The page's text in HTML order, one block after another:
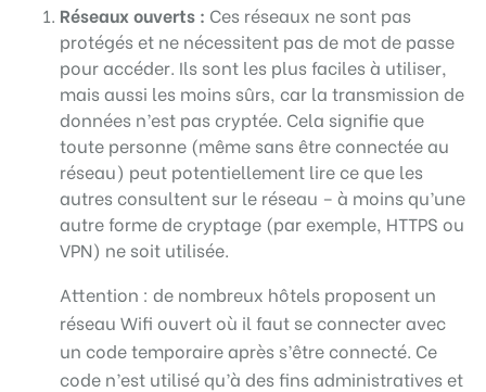
Réseaux ouverts : Ces réseaux ne sont pas
protégés et ne nécessitent pas de mot de passe
pour accéder. Ils sont les plus faciles à utiliser,
mais aussi les moins sûrs, car la transmission de
données n’est pas cryptée. Cela signifie que
toute personne (même sans être connectée au
réseau) peut potentiellement lire ce que les
autres consultent sur le réseau – à moins qu’une
autre forme de cryptage (par exemple, HTTPS ou
VPN) ne soit utilisée.
Attention : de nombreux hôtels proposent un
réseau Wifi ouvert où il faut se connecter avec
un code temporaire après s’être connecté. Ce
code n’est utilisé qu’à des fins administratives et